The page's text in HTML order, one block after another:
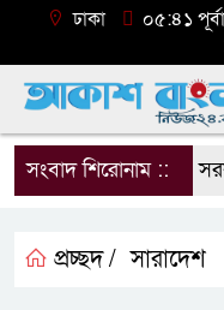
ঢাকা
০৫:৪১
সংবাদ শিরোনাম ::
প্রচ্ছদ / সারাদেশ